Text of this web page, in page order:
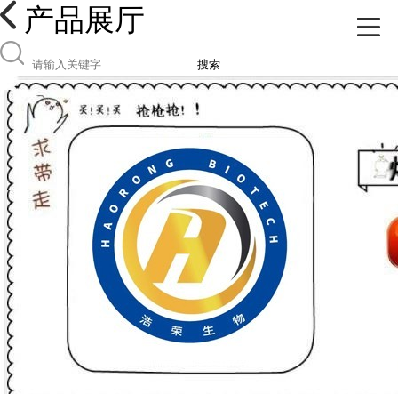
产品展厅
搜索